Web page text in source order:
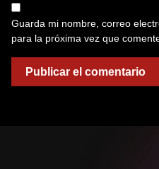
Guarda mi nombre, correo
para la próxima vez que